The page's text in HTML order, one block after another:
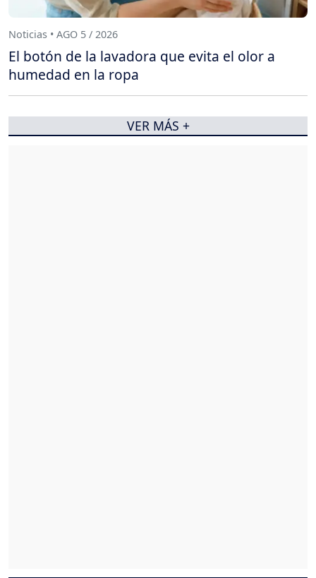
Noticias • AGO 5 / 2026
El botón de la lavadora que evita el olor a
humedad en la ropa
VER MÁS +